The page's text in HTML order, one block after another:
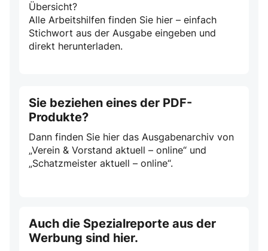
Übersicht?
Alle Arbeitshilfen finden Sie hier – einfach
Stichwort aus der Ausgabe eingeben und
direkt herunterladen.
Sie beziehen eines der PDF-
Produkte?
Dann finden Sie hier das Ausgabenarchiv von
„Verein & Vorstand aktuell – online“ und
„Schatzmeister aktuell – online“.
Auch die Spezialreporte aus der
Werbung sind hier.